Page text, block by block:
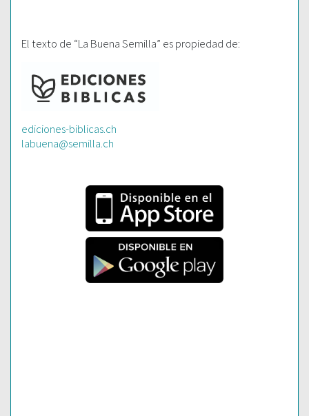
El texto de “La Buena Semilla” es propiedad de:
ediciones-biblicas.ch
labuena@semilla.ch